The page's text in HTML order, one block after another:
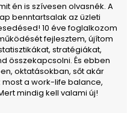
én is szívesen olvasnék. A
benntartsalak az üzleti
10 éve foglalkozom
fejlesztem, újítom
stratégiákat,
összekapcsolni. És ebben
oktatásokban, sőt akár
most a work-life balance,
mindig kell valami új!